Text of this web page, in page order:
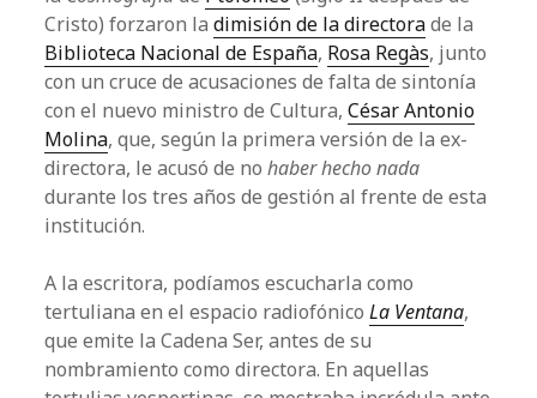
Cristo) forzaron ladimisión de la directorade la
Biblioteca Nacional de España, Rosa Regàs, junto
con un cruce de acusaciones de falta de sintonía
con el nuevo ministro de Cultura,César Antonio
Molina, que, según la primera versión de la ex-
directora, le acusó de nohaber hecho nada
durante los tres años de gestión al frente de esta
institución.
A la escritora, podíamos escucharla como
tertuliana en el espacio radiofónicoLa Ventana,
que emite la Cadena Ser, antes de su
nombramiento como directora. En aquellas